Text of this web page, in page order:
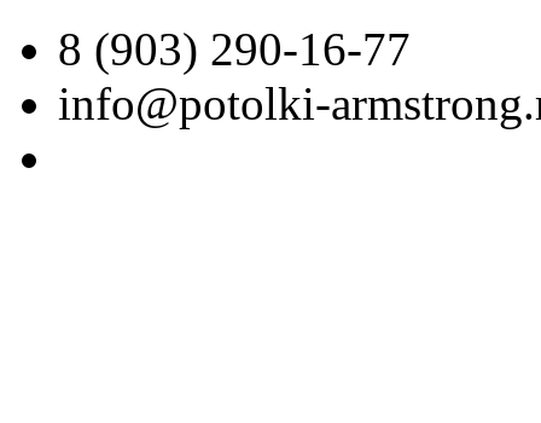
8 (903) 290-16-77
info@potolki-